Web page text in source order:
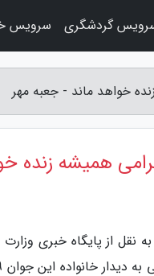
خواهد ماند - جعبه مهر
همیشه زنده
به نقل از پایگاه خبری
گردشگری سرویس